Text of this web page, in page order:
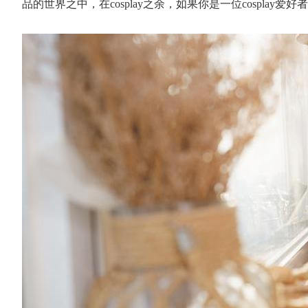
品的世界之中，在cosplay之余，如果你是一位cosplay爱好